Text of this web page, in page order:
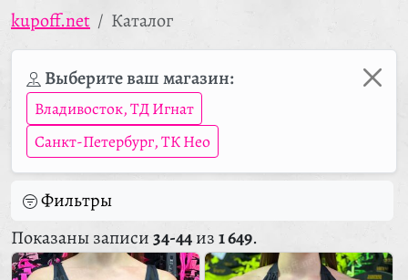
kupoff.net Каталог
Выберите ваш магазин:
Владивосток, ТД Игнат
Санкт-Петербург, ТК Нео
Фильтры
Показаны записи34-44из1 649.